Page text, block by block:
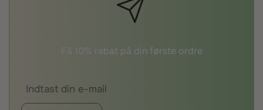
Få 10% rabat på din første ordre